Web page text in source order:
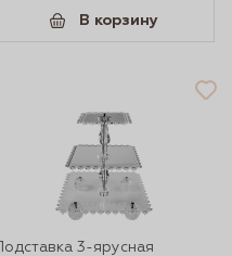
В корзину
Подставка 3-ярусная